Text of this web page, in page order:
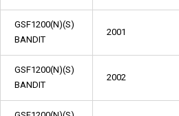
GSF1200(N)(S)
BANDIT
2001
GSF1200(N)(S)
BANDIT
2002